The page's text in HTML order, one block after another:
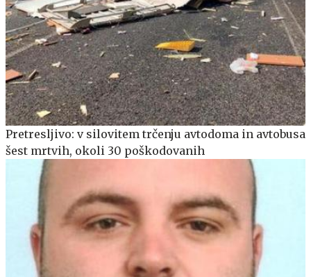
Pretresljivo: v silovitem trčenju avtodoma in avtobusa
šest mrtvih, okoli 30 poškodovanih